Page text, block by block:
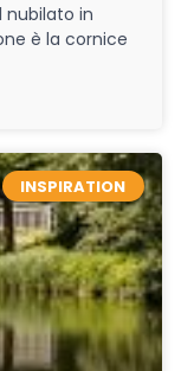
nubilato in
è la cornice
INSPIRATION